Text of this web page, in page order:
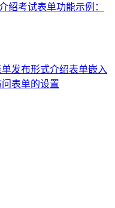
绍考试表单功能示例：
发布形式介绍表单嵌入
表单的设置